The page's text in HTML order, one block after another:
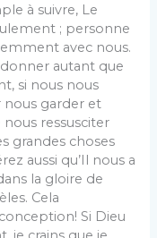
à suivre, Le
; personne
avec nous.
autant que
si nous nous
nous garder et
ressusciter
grandes choses
aussi qu’Il nous a
la gloire de
Cela
Si Dieu